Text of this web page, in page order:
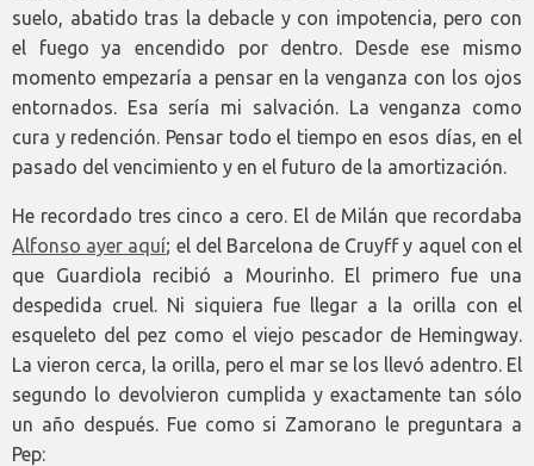
suelo, abatido tras la debacle y con impotencia, pero con
el fuego ya encendido por dentro. Desde ese mismo
momento empezaría a pensar en la venganza con los ojos
entornados. Esa sería mi salvación. La venganza como
cura y redención. Pensar todo el tiempo en esos días, en el
pasado del vencimiento y en el futuro de la amortización.
He recordado tres cinco a cero. El de Milán que recordaba
Alfonso ayer aquí; el del Barcelona de Cruyff y aquel con el
que Guardiola recibió a Mourinho. El primero fue una
despedida cruel. Ni siquiera fue llegar a la orilla con el
esqueleto del pez como el viejo pescador de Hemingway.
La vieron cerca, la orilla, pero el mar se los llevó adentro. El
segundo lo devolvieron cumplida y exactamente tan sólo
un año después. Fue como si Zamorano le preguntara a
Pep: